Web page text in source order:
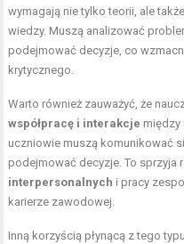
wymagają nie tylko teorii, ale
wiedzy. Muszą analizować
podejmować decyzje, co
krytycznego.
Warto również zauważyć, że
współpracę i interakcje między
uczniowie muszą komunikować
podejmować decyzje. To sprzyja
interpersonalnych i pracy
karierze zawodowej.
Inną korzyścią płynącą z tego